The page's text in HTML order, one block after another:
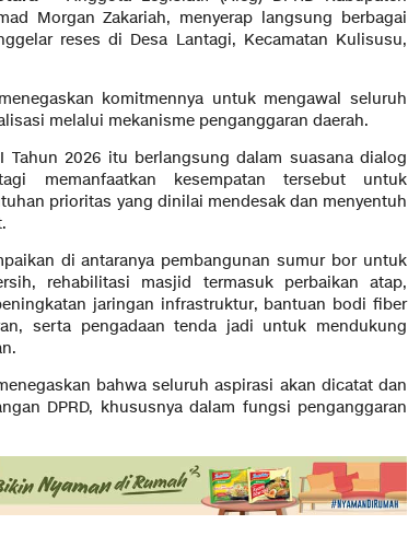
Morgan Zakariah, menyerap langsung berbagai
reses di Desa Lantagi, Kecamatan Kulisusu,
komitmennya untuk mengawal seluruh
melalui mekanisme penganggaran daerah.
Tahun 2026 itu berlangsung dalam suasana dialog
memanfaatkan kesempatan tersebut untuk
prioritas yang dinilai mendesak dan menyentuh
di antaranya pembangunan sumur bor untuk
rehabilitasi masjid termasuk perbaikan atap,
jaringan infrastruktur, bantuan bodi fiber
serta pengadaan tenda jadi untuk mendukung
bahwa seluruh aspirasi akan dicatat dan
DPRD, khususnya dalam fungsi penganggaran